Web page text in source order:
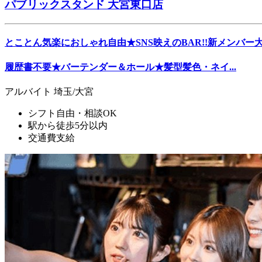
パブリックスタンド 大宮東口店
とことん気楽におしゃれ自由★SNS映えのBAR!!新メンバー
履歴書不要★バーテンダー＆ホール★髪型髪色・ネイ...
アルバイト 埼玉/大宮
シフト自由・相談OK
駅から徒歩5分以内
交通費支給